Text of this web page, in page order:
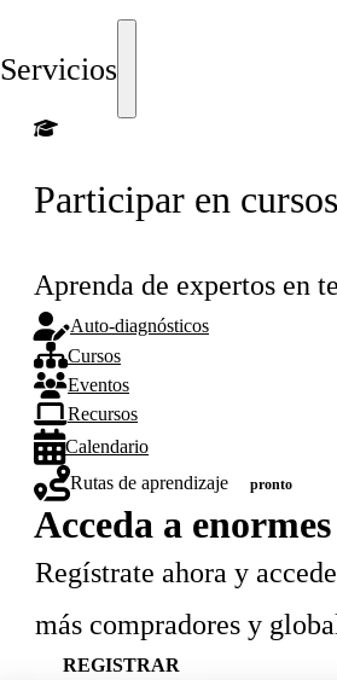
Servicios
Participar en
Aprenda de expertos en
Auto-diagnósticos
Cursos
Eventos
Recursos
Calendario
Rutas de aprendizaje
pronto
Acceda a
Regístrate ahora y
más compradores y
REGISTRAR